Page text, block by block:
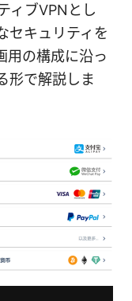
ィブVPNとし
セキュリティを
用の構成に沿っ
形で解説しま